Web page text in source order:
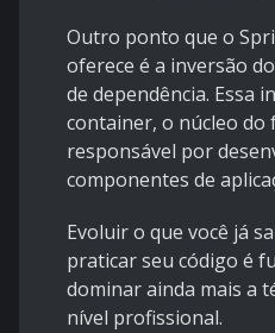
Outro ponto que o
oferece é a inversão
de dependência. Essa
container, o núcleo do
responsável por
componentes de
Evoluir o que você já
praticar seu código é
dominar ainda mais a
nível profissional.